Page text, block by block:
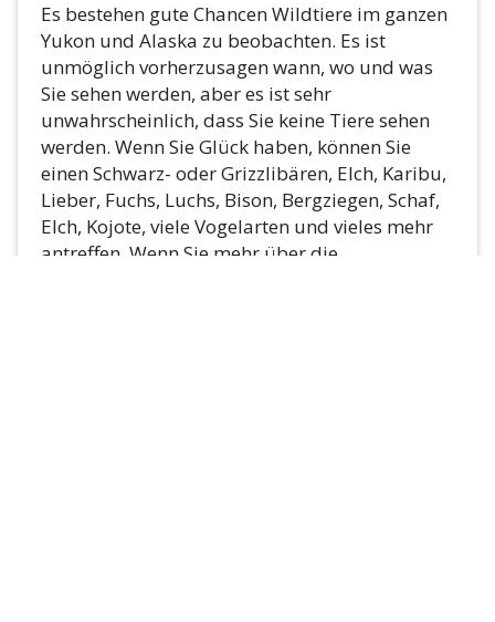
Es bestehen gute Chancen Wildtiere im ganzen
Yukon und Alaska zu beobachten. Es ist
unmöglich vorherzusagen wann, wo und was
Sie sehen werden, aber es ist sehr
unwahrscheinlich, dass Sie keine Tiere sehen
werden. Wenn Sie Glück haben, können Sie
einen Schwarz- oder Grizzlibären, Elch, Karibu,
Lieber, Fuchs, Luchs, Bison, Bergziegen, Schaf,
Elch, Kojote, viele Vogelarten und vieles mehr
antreffen. Wenn Sie mehr über die